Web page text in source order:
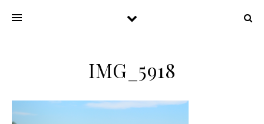
IMG_5918